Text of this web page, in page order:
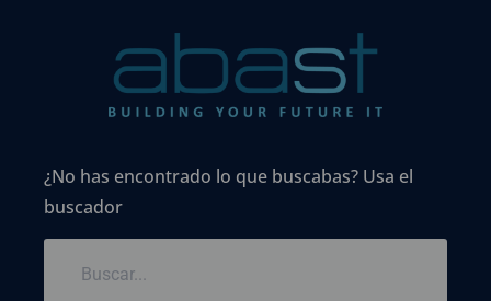
¿No has encontrado lo que buscabas? Usa el
buscador